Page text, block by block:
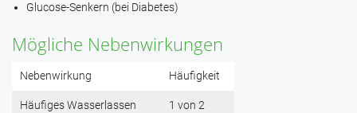
Glucose-Senkern (bei Diabetes)
Mögliche Nebenwirkungen
Nebenwirkung Häufigkeit
Häufiges Wasserlassen 1 von 2